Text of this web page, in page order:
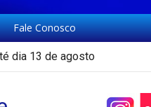
Fale Conosco